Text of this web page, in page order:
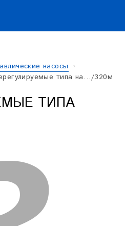
насосы
типа на…/320м
ТИПА